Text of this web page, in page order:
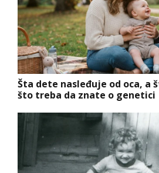
Šta dete nasleđuje od oca, a
što treba da znate o genetici